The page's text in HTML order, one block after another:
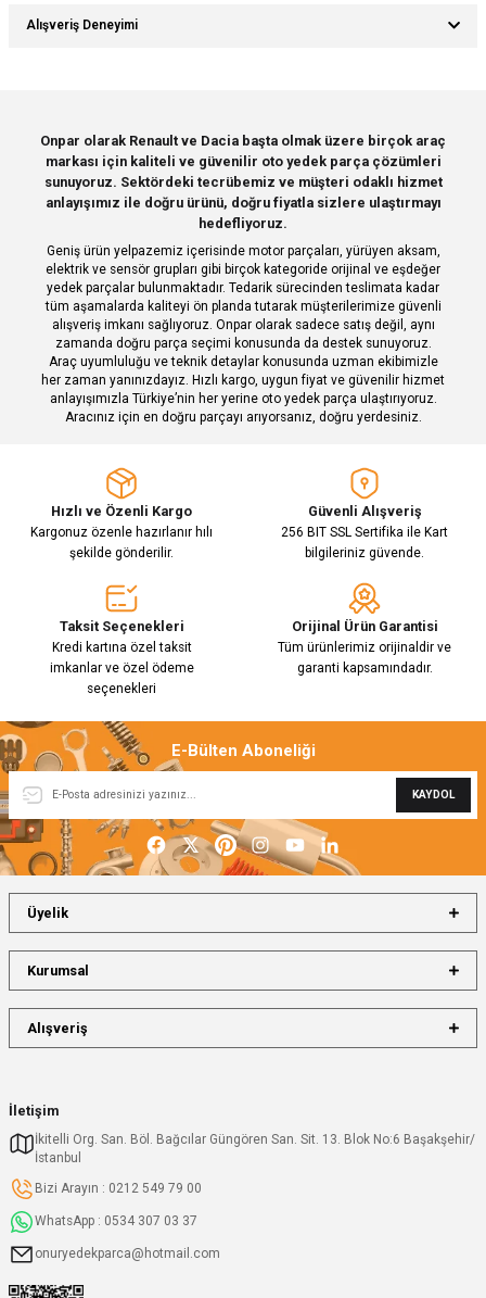
Bu ürünün fiyat bilgisi, resim, ürün açıklamalarında ve diğer konularda
yetersiz gördüğünüz noktaları öneri formunu kullanarak tarafımıza
Ürün resmi kalitesiz, bozuk veya görüntülenemiyor.
Ürün açıklamasında eksik bilgiler bulunuyor.
Ürün bilgilerinde hatalar bulunuyor.
Ürün fiyatı diğer sitelerden daha pahalı.
Bu ürüne benzer farklı alternatifler olmalı.
Gönder
Alışveriş Deneyimi
Deneyimini Paylaş
Onpar olarak Renault ve Dacia başta olmak üzere birçok araç
markası için kaliteli ve güvenilir oto yedek parça çözümleri
sunuyoruz. Sektördeki tecrübemiz ve müşteri odaklı hizmet
anlayışımız ile doğru ürünü, doğru fiyatla sizlere ulaştırmayı
hedefliyoruz.
Geniş ürün yelpazemiz içerisinde motor parçaları, yürüyen aksam,
elektrik ve sensör grupları gibi birçok kategoride orijinal ve eşdeğer
yedek parçalar bulunmaktadır. Tedarik sürecinden teslimata kadar
tüm aşamalarda kaliteyi ön planda tutarak müşterilerimize güvenli
alışveriş imkanı sağlıyoruz. Onpar olarak sadece satış değil, aynı
zamanda doğru parça seçimi konusunda da destek sunuyoruz.
Araç uyumluluğu ve teknik detaylar konusunda uzman ekibimizle
her zaman yanınızdayız. Hızlı kargo, uygun fiyat ve güvenilir hizmet
anlayışımızla Türkiye’nin her yerine oto yedek parça ulaştırıyoruz.
Aracınız için en doğru parçayı arıyorsanız, doğru yerdesiniz.
Hızlı ve Özenli Kargo
Kargonuz özenle hazırlanır hılı
şekilde gönderilir.
Güvenli Alışveriş
256 BIT SSL Sertifika ile Kart
bilgileriniz güvende.
Taksit Seçenekleri
Kredi kartına özel taksit
imkanlar ve özel ödeme
seçenekleri
Orijinal Ürün Garantisi
Tüm ürünlerimiz orijinaldir ve
garanti kapsamındadır.
E-Bülten Aboneliği
KAYDOL
İletişim
İkitelli Org. San. Böl. Bağcılar Güngören San. Sit. 13. Blok No:6 Başakşehir/
İstanbul
Bizi Arayın : 0212 549 79 00
WhatsApp : 0534 307 03 37
onuryedekparca@hotmail.com
Üyelik
Kurumsal
Alışveriş